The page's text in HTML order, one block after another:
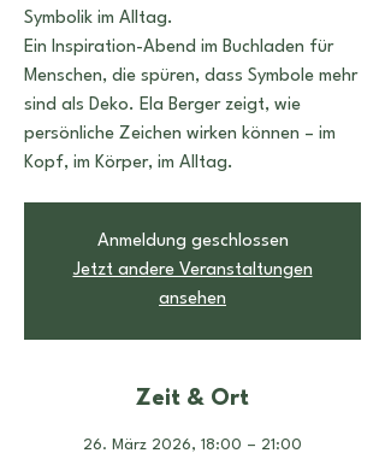
Symbolik im Alltag.
Ein Inspiration-Abend im Buchladen für
Menschen, die spüren, dass Symbole mehr
sind als Deko. Ela Berger zeigt, wie
persönliche Zeichen wirken können – im
Kopf, im Körper, im Alltag.
Anmeldung geschlossen
Jetzt andere Veranstaltungen
ansehen
Zeit & Ort
26. März 2026, 18:00 – 21:00